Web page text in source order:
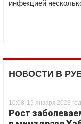
инфекцией
НОВОСТИ В
10:08, 19 января 2023
Рост